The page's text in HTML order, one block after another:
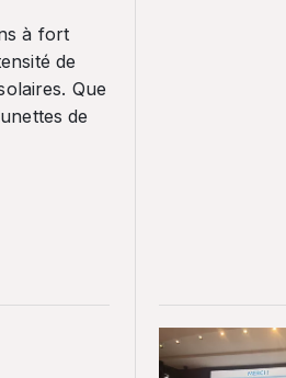
à fort
de
Que
de